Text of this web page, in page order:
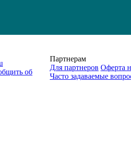
об
Партнерам
Для партнеров Оферта
Часто задаваемые